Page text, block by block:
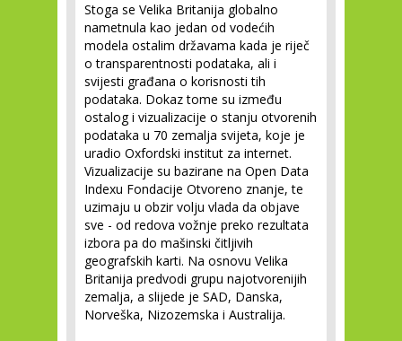
Stoga se Velika Britanija globalno
nametnula kao jedan od vodećih
modela ostalim državama kada je riječ
o transparentnosti podataka, ali i
svijesti građana o korisnosti tih
podataka. Dokaz tome su između
ostalog i vizualizacije o stanju otvorenih
podataka u 70 zemalja svijeta, koje je
uradio Oxfordski institut za internet.
Vizualizacije su bazirane na Open Data
Indexu Fondacije Otvoreno znanje, te
uzimaju u obzir volju vlada da objave
sve - od redova vožnje preko rezultata
izbora pa do mašinski čitljivih
geografskih karti. Na osnovu Velika
Britanija predvodi grupu najotvorenijih
zemalja, a slijede je SAD, Danska,
Norveška, Nizozemska i Australija.